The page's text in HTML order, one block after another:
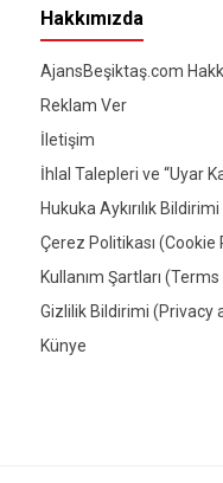
Hakkımızda
AjansBeşiktaş.com
Reklam Ver
İletişim
İhlal Talepleri ve “Uyar
Hukuka Aykırılık
Çerez Politikası (Cookie
Kullanım Şartları
Gizlilik Bildirimi (Privacy
Künye